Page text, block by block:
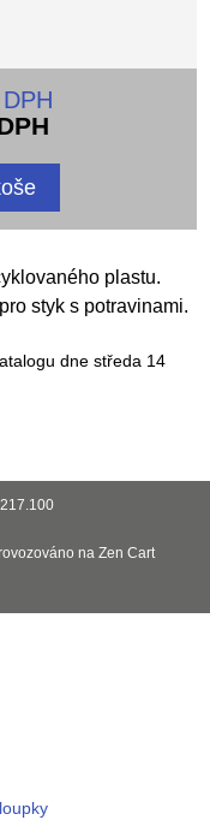
plastu.
styk s potravinami.
dne středa 14
na Zen Cart